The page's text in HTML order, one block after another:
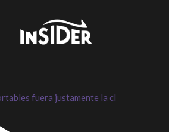
fuera justamente la cl